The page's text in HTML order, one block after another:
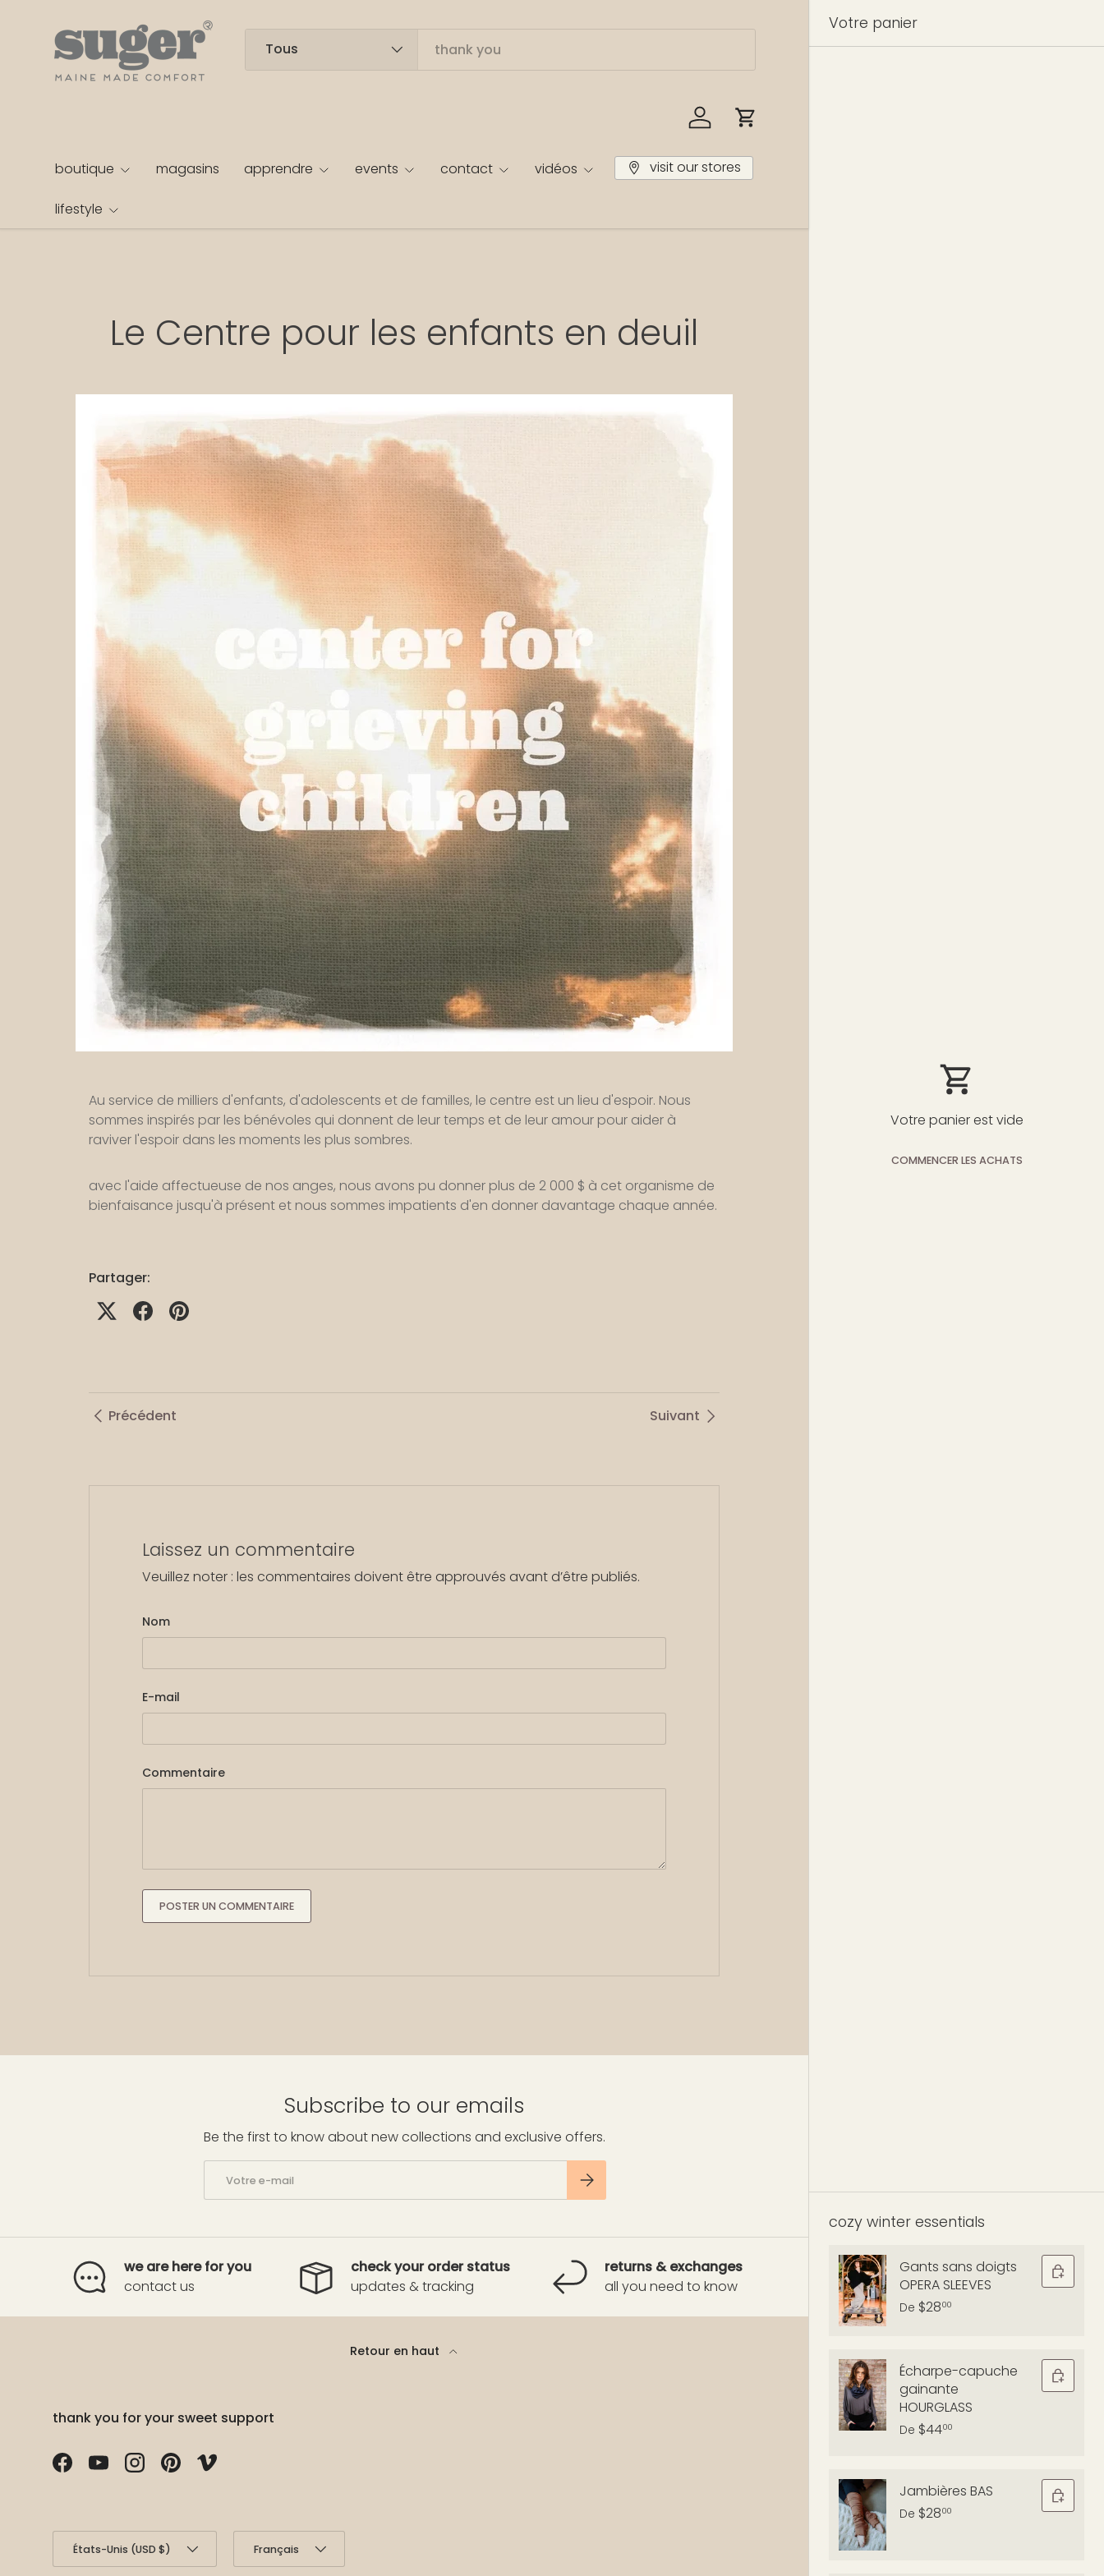
ALLER AU CONTENU
Tous
Se connecter
Panier
boutique magasins apprendre events contact vidéos
lifestyle
visit our stores
Le Centre pour les enfants en deuil
Au service de milliers d'enfants, d'adolescents et de familles, le centre est un lieu d'espoir. Nous
sommes inspirés par les bénévoles qui donnent de leur temps et de leur amour pour aider à
raviver l'espoir dans les moments les plus sombres.
avec l'aide affectueuse de nos anges, nous avons pu donner plus de 2 000 $ à cet organisme de
bienfaisance jusqu'à présent et nous sommes impatients d'en donner davantage chaque année.
Partager:
Précédent Suivant
Laissez un commentaire
Veuillez noter : les commentaires doivent être approuvés avant d’être publiés.
Nom
E-mail
Commentaire
POSTER UN COMMENTAIRE
Subscribe to our emails
Be the first to know about new collections and exclusive offers.
S’INSCRIRE
Votre panier
Votre panier est vide
COMMENCER LES ACHATS
cozy winter essentials
Gants sans doigts
OPERA SLEEVES
De $2800
Écharpe-capuche
gainante
HOURGLASS
De $4400
Jambières BAS
De $2800
we are here for you
contact us
check your order status
updates & tracking
returns & exchanges
all you need to know
Retour en haut
thank you for your sweet support
Facebook
YouTubeInstagramPinterestVimeo
Pays
États-Unis (USD $) Français